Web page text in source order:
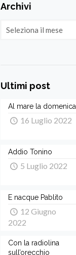
Archivi
Ultimi post
Al mare la domenica
16 Luglio 2022
Addio Tonino
5 Luglio 2022
E nacque Pablito
12 Giugno
2022
Con la radiolina
sull’orecchio